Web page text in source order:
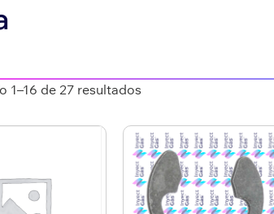
1–16 de 27 resultados